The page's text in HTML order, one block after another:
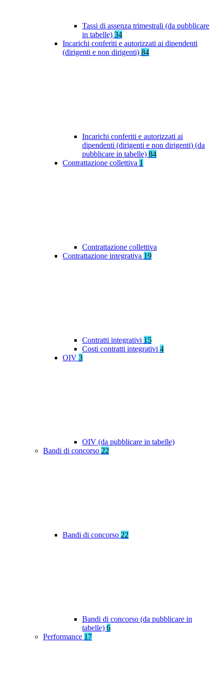
Tassi di assenza trimestrali (da pubblicare
in tabelle) 34
Incarichi conferiti e autorizzati ai dipendenti
(dirigenti e non dirigenti) 84
Incarichi conferiti e autorizzati ai
dipendenti (dirigenti e non dirigenti) (da
pubblicare in tabelle) 84
Contrattazione collettiva 1
Contrattazione collettiva
Contrattazione integrativa 19
Contratti integrativi 15
Costi contratti integrativi 4
OIV 3
OIV (da pubblicare in tabelle)
Bandi di concorso 22
Bandi di concorso 22
Bandi di concorso (da pubblicare in
tabelle) 6
Performance 17